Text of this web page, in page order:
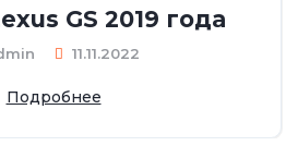
GS 2019 года
11.11.2022
Подробнее